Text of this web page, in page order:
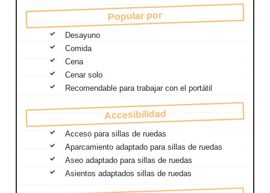
Popular por
Desayuno
Comida
Cena
Cenar solo
Recomendable para trabajar con el portátil
Accesibilidad
Acceso para sillas de ruedas
Aparcamiento adaptado para sillas de ruedas
Aseo adaptado para sillas de ruedas
Asientos adaptados sillas de ruedas